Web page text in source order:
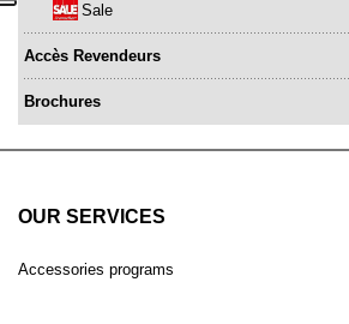
Sale
Accès Revendeurs
Brochures
OUR SERVICES
Accessories programs